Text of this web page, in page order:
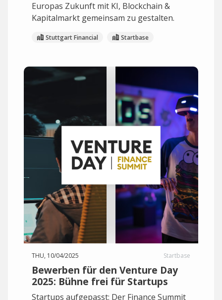
Europas Zukunft mit KI, Blockchain &
Kapitalmarkt gemeinsam zu gestalten.
Stuttgart Financial Startbase
THU, 10/04/2025 Startbase
Bewerben für den Venture Day
2025: Bühne frei für Startups
Startups aufgepasst: Der Finance Summit